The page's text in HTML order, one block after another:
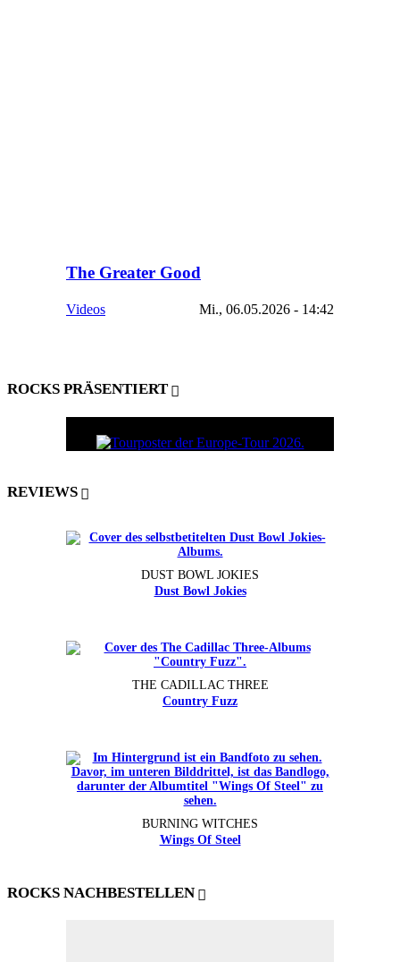
The Greater Good
Videos Mi., 06.05.2026 - 14:42
ROCKS PRÄSENTIERT
REVIEWS
DUST BOWL JOKIES
Dust Bowl Jokies
THE CADILLAC THREE
Country Fuzz
BURNING WITCHES
Wings Of Steel
ROCKS NACHBESTELLEN